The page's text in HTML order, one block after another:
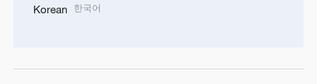
Korean 한국어